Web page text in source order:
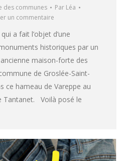
des communes Par Léa
un commentaire
a fait l’objet d’une
historiques par un
maison-forte des
de Groslée-Saint-
ce hameau de Vareppe au
Tantanet. Voilà posé le